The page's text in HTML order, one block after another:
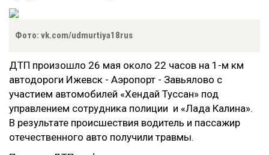
Фото: vk.com/udmurtiya18rus
ДТП произошло 26 мая около 22 часов на 1-м км
автодороги Ижевск - Аэропорт - Завьялово с
участием автомобилей «Хендай Туссан» под
управлением сотрудника полиции и «Лада Калина».
В результате происшествия водитель и пассажир
отечественного авто получили травмы.